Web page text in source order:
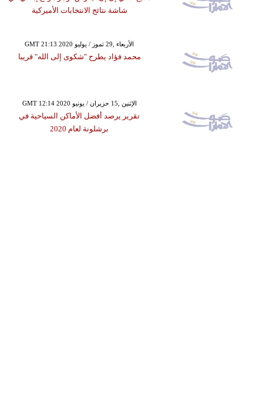
شاشة نتائج الانتخابات الأميركية
GMT 21:13 2020 الأربعاء ,29 تموز / يوليو
محمد فؤاد يطرح "شكوى إلى الله" قريبا
GMT 12:14 2020 الإثنين ,15 حزيران / يونيو
تقرير يرصد أفضل الأماكن السياحية في
برشلونة لعام 2020